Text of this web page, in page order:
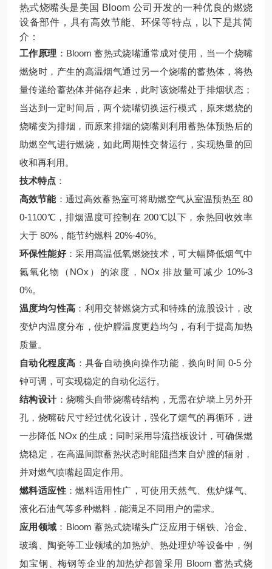
热式烧嘴头是美国 Bloom 公司开发的一种优良的燃烧
设备部件，具有高效节能、环保等特点，以下是其简
介：
工作原理 ：Bloom 蓄热式烧嘴通常成对使用，当一个烧嘴
燃烧时，产生的高温烟气通过另一个烧嘴的蓄热体，将热
量传递给蓄热体并储存起来，此时该烧嘴处于排烟状态；
当达到一定时间后，两个烧嘴切换运行模式，原来燃烧的
烧嘴变为排烟，而原来排烟的烧嘴则利用蓄热体预热后的
助燃空气进行燃烧，如此周期性交替运行，实现热量的回
收和再利用。
技术特点 ：
高效节能：通过高效蓄热室可将助燃空气从室温预热至 80
0-1100℃，排烟温度可控制在 200℃以下，余热回收效率
大于 80%，能节约燃料 20%-40%。
环保性能好：采用高温低氧燃烧技术，可大幅降低烟气中
氮氧化物（NOx）的浓度，NOx 排放量可减少 10%-3
0%。
温度均匀性高 ：利用交替燃烧方式和特殊的流股设计，改
变炉内温度分布，使炉膛温度更趋均匀，有利于提高加热
质量。
自动化程度高 ：具备自动换向操作功能，换向时间 0-5 分
钟可调，可实现稳定的自动化运行。
结构设计：烧嘴头自带烧嘴砖结构，无需在炉墙上另外开
孔，烧嘴砖尺寸经过优化设计，强化了烟气的再循环，进
一步降低 NOx 的生成；同时采用导流挡板设计，可确保燃
烧稳定，在高温间隙蓄热状态时能阻挡来自炉膛的辐射，
并对燃气喷嘴起固定作用。
燃料适应性：燃料适用性广，可使用天然气、焦炉煤气、
液化石油气等多种燃料，能满足不同用户的需求。
应用领域 ：Bloom 蓄热式烧嘴头广泛应用于钢铁、冶金、
玻璃、陶瓷等工业领域的加热炉、热处理炉等设备中，例
如宝钢、梅钢等企业的加热炉都曾采用 Bloom 蓄热式烧